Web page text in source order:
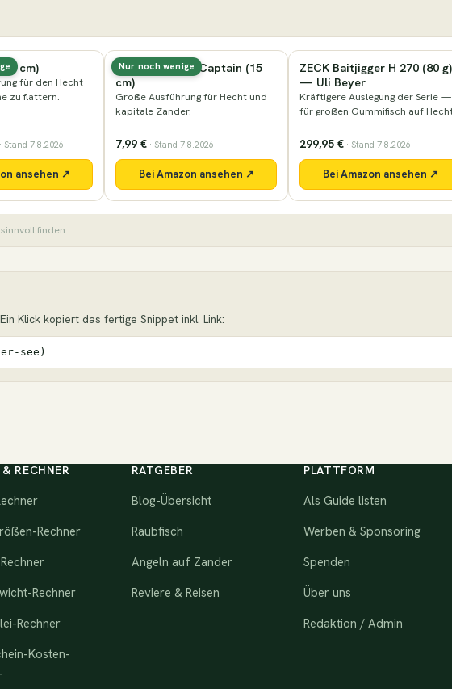
cm)
für den Hecht
zu flattern.
· Stand 7.8.2026
ansehen ↗
Nur noch wenige
Lieblingsköder Captain (15
cm)
Große Ausführung für Hecht und
kapitale Zander.
7,99 € · Stand 7.8.2026
Bei Amazon ansehen ↗
ZECK Baitjigger H 270 (80 g)
— Uli Beyer
Kräftigere Auslegung der Serie —
für großen Gummifisch auf
299,95 € · Stand 7.8.2026
Bei Amazon ansehen ↗
finden.
Klick kopiert das fertige Snippet inkl. Link:
see)
RECHNER
Rechner
Rechner
Rechner
Kosten-
RATGEBER
Blog-Übersicht
Raubfisch
Angeln auf Zander
Reviere & Reisen
PLATTFORM
Als Guide listen
Werben & Sponsoring
Spenden
Über uns
Redaktion / Admin